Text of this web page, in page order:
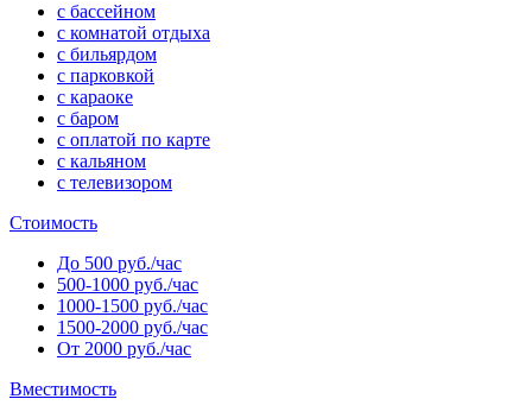
с бассейном
с комнатой отдыха
с бильярдом
с парковкой
с караоке
с баром
с оплатой по карте
с кальяном
с телевизором
Стоимость
До 500 руб./час
500-1000 руб./час
1000-1500 руб./час
1500-2000 руб./час
От 2000 руб./час
Вместимость